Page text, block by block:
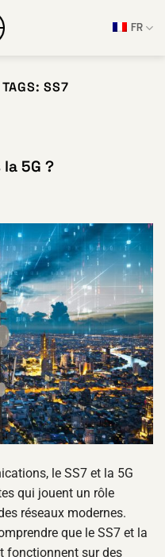
FR
TAGS:SS7
5G ?
le SS7 et la 5G
qui jouent un rôle
réseaux modernes.
que le SS7 et la
fonctionnent sur des